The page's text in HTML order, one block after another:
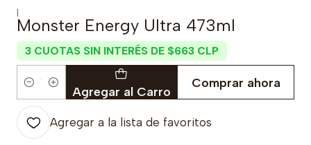
|
Monster Energy Ultra 473ml
3 CUOTAS SIN INTERÉS DE $663 CLP
Cantidad Agregar al Carro
Comprar ahora
Agregar a la lista de favoritos